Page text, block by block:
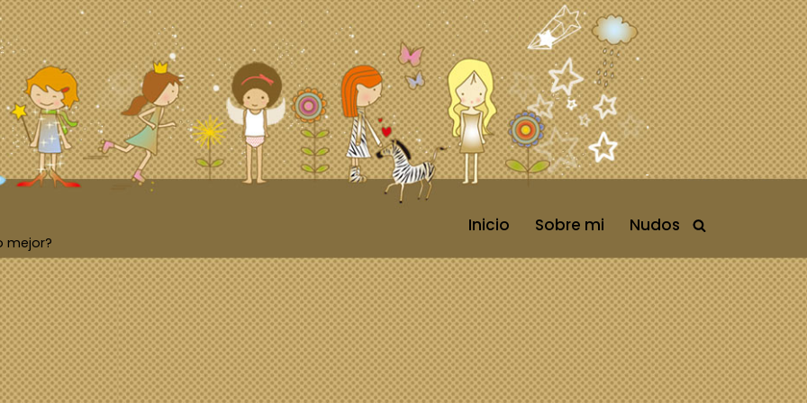
mejor?
Inicio Sobre mi Nudos